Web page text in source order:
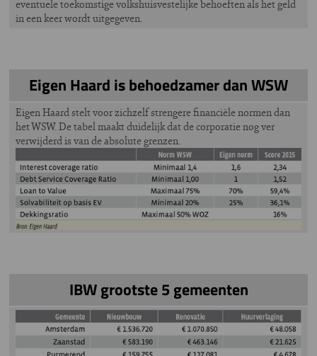
eventuele toekomstige volkshuisvestelijke behoeften als het geld
in een keer wordt uitgegeven.
Eigen Haard is behoedzamer dan WSW
Eigen Haard stelt voor zichzelf strengere financiële normen dan
het WSW. De tabel maakt duidelijk dat de corporatie nog ver
verwijderd is van de absolute grenzen.
IBW grootste 5 gemeenten